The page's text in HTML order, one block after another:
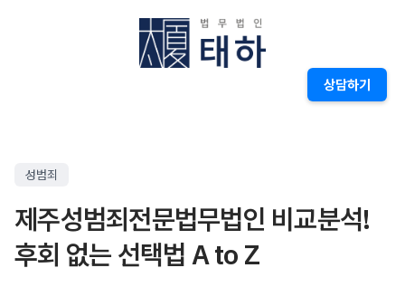
상담하기
성범죄
제주성범죄전문법무법인 비교분석!
후회 없는 선택법 A to Z